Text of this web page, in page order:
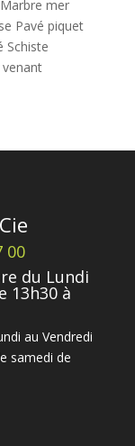
Marbre mer
Pavé piquet
Schiste
00
du Lundi
13h30 à
au Vendredi
samedi de